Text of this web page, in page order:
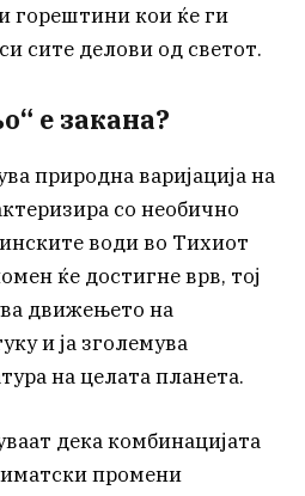
горештини кои ќе ги
сите делови од светот.
е закана?
природна варијација на
со необично
води во Тихиот
ќе достигне врв, тој
движењето на
и ја зголемува
на целата планета.
дека комбинацијата
промени